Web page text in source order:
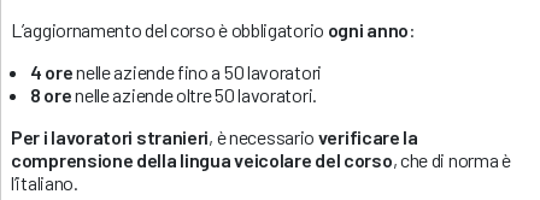
L’aggiornamento del corso è obbligatorio ogni anno:
4 orenelle aziende fino a 50 lavoratori
8 orenelle aziende oltre 50 lavoratori.
Per i lavoratori stranieri, è necessario verificare la
comprensione della lingua veicolare del corso, che di norma è
l’italiano.